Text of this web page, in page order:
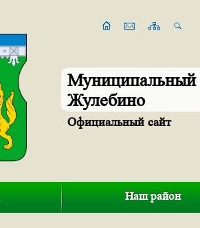
Муниципальный
Жулебино
Официальный сайт
Наш район